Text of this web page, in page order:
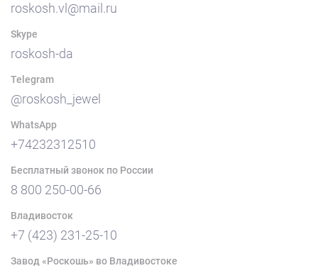
roskosh.vl@mail.ru
Skype
roskosh-da
Telegram
@roskosh_jewel
WhatsApp
+74232312510
Бесплатный звонок по России
8 800 250-00-66
Владивосток
+7 (423) 231-25-10
Завод «Роскошь» во Владивостоке